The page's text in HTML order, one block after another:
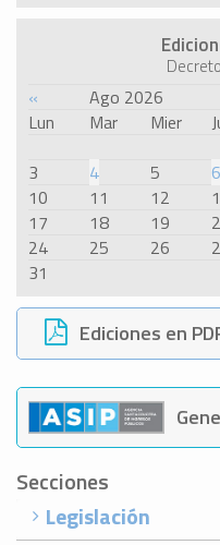
« Ago 2026
Lun
Mar Mier
3
4 5 6
10
11 12
17
18 19
24
25 26
31
Ediciones en
Secciones
Legislación